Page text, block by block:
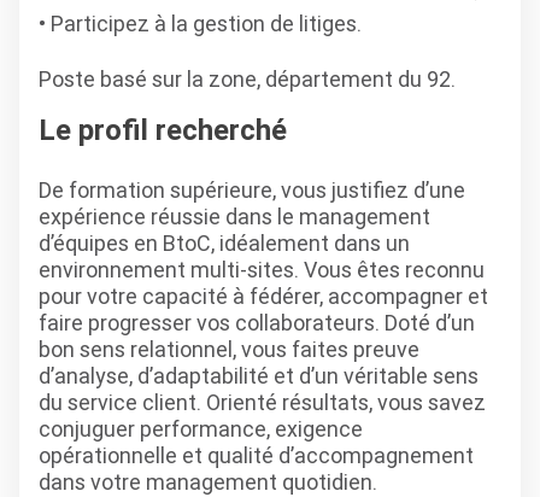
Participez à la gestion de litiges.
Poste basé sur la zone, département du 92.
Le profil recherché
De formation supérieure, vous justifiez d’une
expérience réussie dans le management
d’équipes en BtoC, idéalement dans un
environnement multi-sites. Vous êtes reconnu
pour votre capacité à fédérer, accompagner et
faire progresser vos collaborateurs. Doté d’un
bon sens relationnel, vous faites preuve
d’analyse, d’adaptabilité et d’un véritable sens
du service client. Orienté résultats, vous savez
conjuguer performance, exigence
opérationnelle et qualité d’accompagnement
dans votre management quotidien.